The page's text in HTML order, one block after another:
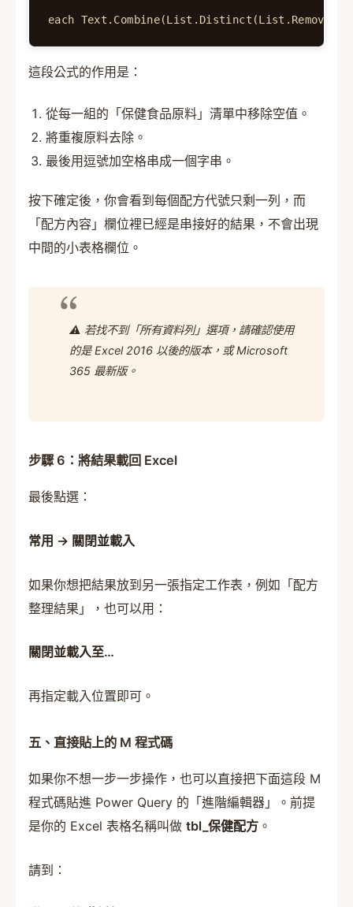
each
這段公式的作用是：
從每一組的「保健食品原料」清單中移除空值。
將重複原料去除。
最後用逗號加空格串成一個字串。
按下確定後，你會看到每個配方代號只剩一列，而
「配方內容」欄位裡已經是串接好的結果，不會出現
中間的小表格欄位。
⚠️ 若找不到「所有資料列」選項，請確認使用
的是 Excel 2016 以後的版本，或 Microsoft
365 最新版。
步驟 6：將結果載回 Excel
最後點選：
常用 → 關閉並載入
如果你想把結果放到另一張指定工作表，例如「配方
整理結果」，也可以用：
關閉並載入至…
再指定載入位置即可。
五、直接貼上的 M 程式碼
如果你不想一步一步操作，也可以直接把下面這段 M
程式碼貼進 Power Query 的「進階編輯器」。前提
是你的 Excel 表格名稱叫做 tbl_保健配方 。
請到：